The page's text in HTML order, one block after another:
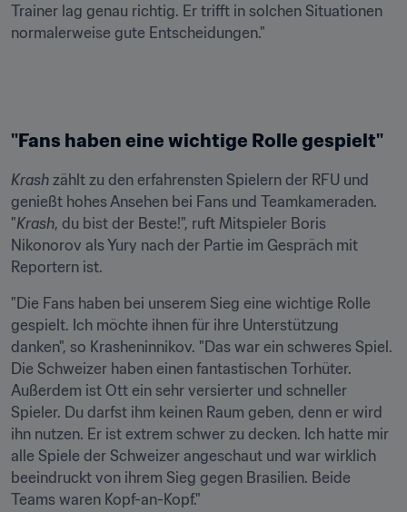
Trainer lag genau richtig. Er trifft in solchen Situationen
normalerweise gute Entscheidungen."
"Fans haben eine wichtige Rolle gespielt"
Krash zählt zu den erfahrensten Spielern der RFU und
genießt hohes Ansehen bei Fans und Teamkameraden.
"Krash, du bist der Beste!", ruft Mitspieler Boris
Nikonorov als Yury nach der Partie im Gespräch mit
Reportern ist.
"Die Fans haben bei unserem Sieg eine wichtige Rolle
gespielt. Ich möchte ihnen für ihre Unterstützung
danken", so Krasheninnikov. "Das war ein schweres Spiel.
Die Schweizer haben einen fantastischen Torhüter.
Außerdem ist Ott ein sehr versierter und schneller
Spieler. Du darfst ihm keinen Raum geben, denn er wird
ihn nutzen. Er ist extrem schwer zu decken. Ich hatte mir
alle Spiele der Schweizer angeschaut und war wirklich
beeindruckt von ihrem Sieg gegen Brasilien. Beide
Teams waren Kopf-an-Kopf."